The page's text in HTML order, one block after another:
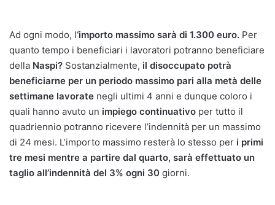
Ad ogni modo, l‘importo massimo sarà di 1.300 euro. Per
quanto tempo i beneficiari i lavoratori potranno beneficiare
della Naspi? Sostanzialmente, il disoccupato potrà
beneficiarne per un periodo massimo pari alla metà delle
settimane lavorate negli ultimi 4 anni e dunque coloro i
quali hanno avuto un impiego continuativo per tutto il
quadriennio potranno ricevere l’indennità per un massimo
di 24 mesi. L’importo massimo resterà lo stesso per i primi
tre mesi mentre a partire dal quarto, sarà effettuato un
taglio all’indennità del 3% ogni 30 giorni.